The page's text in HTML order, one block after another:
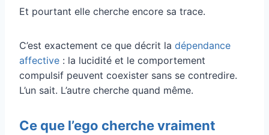
Et pourtant elle cherche encore sa trace.
C’est exactement ce que décrit la dépendance
affective : la lucidité et le comportement
compulsif peuvent coexister sans se contredire.
L’un sait. L’autre cherche quand même.
Ce que l’ego cherche vraiment